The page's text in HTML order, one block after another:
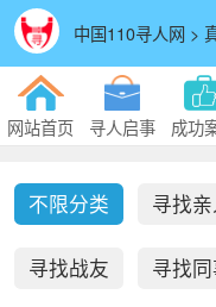
中国110寻人网 >
网站首页 寻人启事 成功
不限分类 寻找
寻找战友 寻找